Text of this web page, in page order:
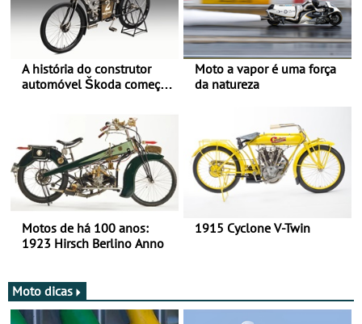
A história do construtor
automóvel Škoda começou
Moto a vapor é uma força
da natureza
Motos de há 100 anos:
1923 Hirsch Berlino Anno
1915 Cyclone V-Twin
Moto dicas